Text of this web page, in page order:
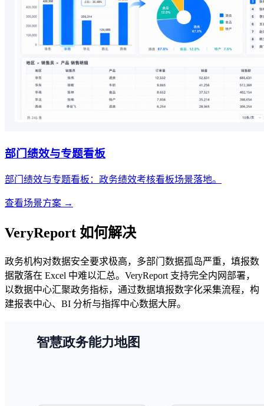
部门绩效与专题看板
部门绩效与专题看板：政务绩效考核看板场景落地。
查看场景方案 →
VeryReport 如何解决
政务机构对数据安全要求极高，多部门数据孤岛严重，填报数
据散落在 Excel 中难以汇总。VeryReport 支持完全内网部署，
以数据中心汇聚政务指标，通过数据填报数字化采集流程，构
建报表中心、BI 分析与指挥中心数据大屏。